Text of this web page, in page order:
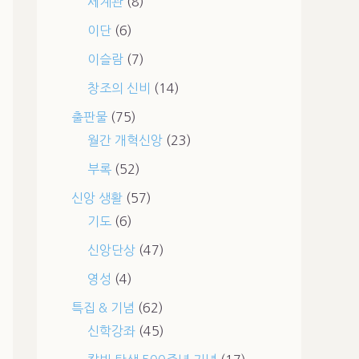
이단(6)
이슬람(7)
창조의 신비 (14)
출판물(75)
월간 개혁신앙(23)
부록(52)
신앙 생활(57)
기도 (6)
신앙단상(47)
영성 (4)
특집 & 기념 (62)
신학강좌(45)